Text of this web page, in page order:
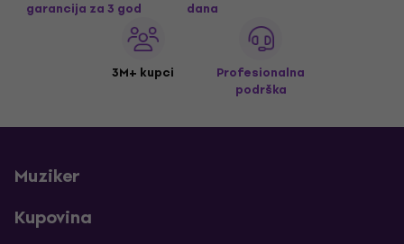
garancija za 3 god
dana
3M+ kupci
Profesionalna
podrška
Muziker
Kupovina